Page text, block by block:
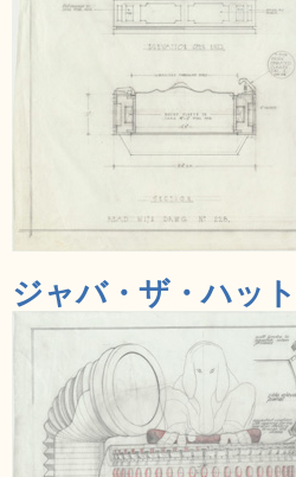
ジャバ・ザ・ハット